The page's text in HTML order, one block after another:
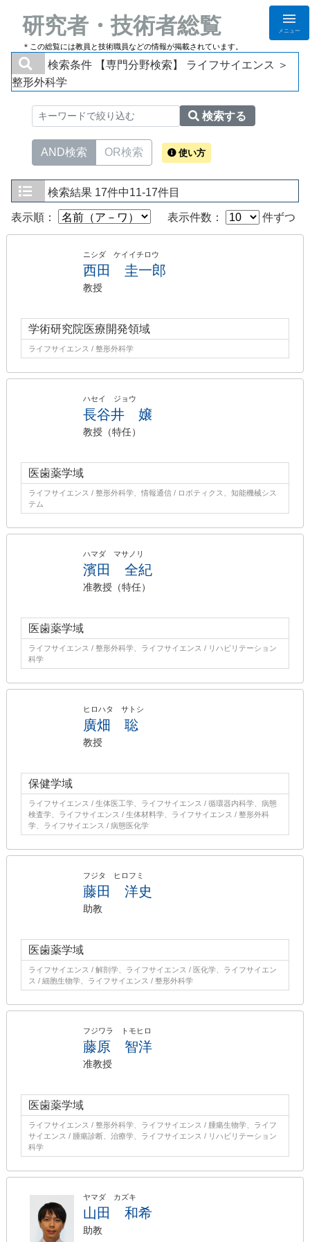
研究者・技術者総覧
＊この総覧には教員と技術職員などの情報が掲載されています。
メニュー
検索条件
【専門分野検索】 ライフサイエンス ＞
整形外科学
検索する
AND検索 OR検索 使い方
検索結果 17件中11-17件目
表示順： 表示件数： 件ずつ
ニシダ ケイイチロウ
西田 圭一郎
教授
学術研究院医療開発領域
ライフサイエンス / 整形外科学
ハセイ ジョウ
長谷井 嬢
教授（特任）
医歯薬学域
ライフサイエンス / 整形外科学、情報通信 / ロボティクス、知能機械シス
テム
ハマダ マサノリ
濱田 全紀
准教授（特任）
医歯薬学域
ライフサイエンス / 整形外科学、ライフサイエンス / リハビリテーション
科学
ヒロハタ サトシ
廣畑 聡
教授
保健学域
ライフサイエンス / 生体医工学、ライフサイエンス / 循環器内科学、病態
検査学、ライフサイエンス / 生体材料学、ライフサイエンス / 整形外科
学、ライフサイエンス / 病態医化学
フジタ ヒロフミ
藤田 洋史
助教
医歯薬学域
ライフサイエンス / 解剖学、ライフサイエンス / 医化学、ライフサイエン
ス / 細胞生物学、ライフサイエンス / 整形外科学
フジワラ トモヒロ
藤原 智洋
准教授
医歯薬学域
ライフサイエンス / 整形外科学、ライフサイエンス / 腫瘍生物学、ライフ
サイエンス / 腫瘍診断、治療学、ライフサイエンス / リハビリテーション
科学
ヤマダ カズキ
山田 和希
助教